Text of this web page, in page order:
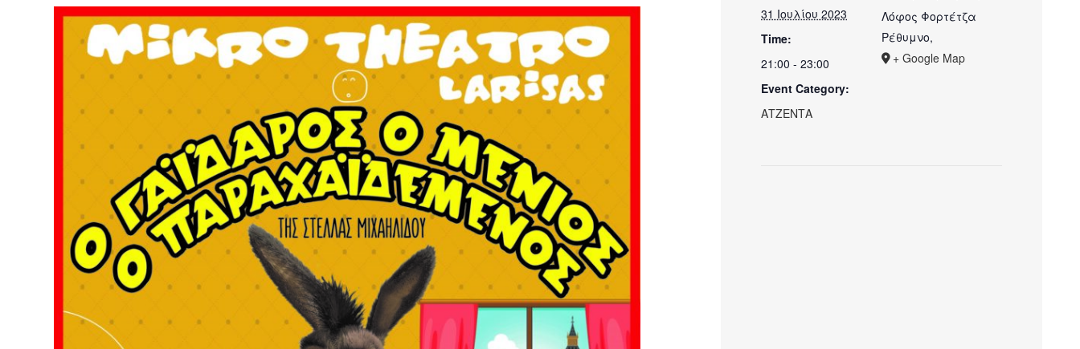
31 Ιουλίου 2023
Time:
21:00 - 23:00
Event Category:
ΑΤΖΕΝΤΑ
Λόφος Φορτέτζα
Ρέθυμνο,
+ Google Map